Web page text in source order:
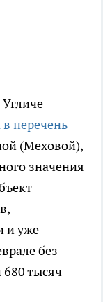
перечень
(Меховой),
значения
и уже
без
680 тысяч